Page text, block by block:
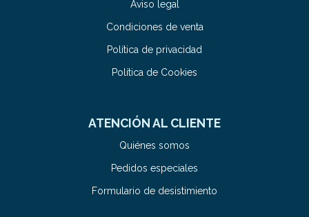
Aviso legal
Condiciones de venta
Política de privacidad
Política de Cookies
ATENCIÓN AL CLIENTE
Quiénes somos
Pedidos especiales
Formulario de desistimiento